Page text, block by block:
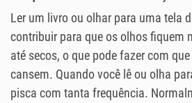
Ler um livro ou olhar para uma tela
contribuir para que os olhos fiquem
até secos, o que pode fazer com
cansem. Quando você lê ou olha
pisca com tanta frequência.